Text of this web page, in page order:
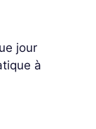
jour
à